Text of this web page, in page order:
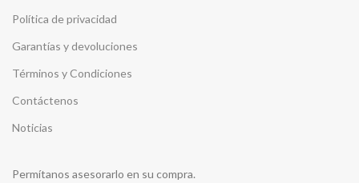
Política de privacidad
Garantías y devoluciones
Términos y Condiciones
Contáctenos
Noticias
Permítanos asesorarlo en su compra.